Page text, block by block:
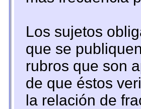
Los sujetos
que se
rubros que son
de que éstos
la relación de